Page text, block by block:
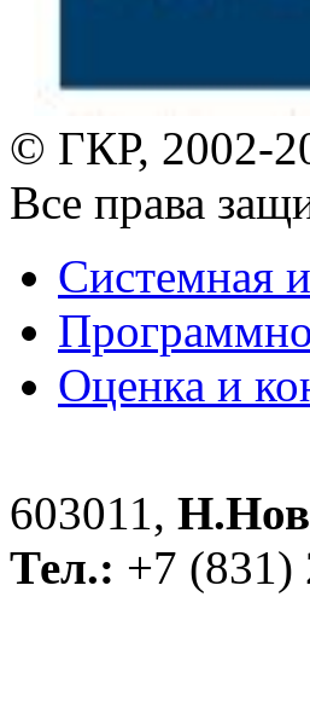
© ГКР, 2002-
Все права
Системная
Оценка и
603011,
Тел.: +7 (831)